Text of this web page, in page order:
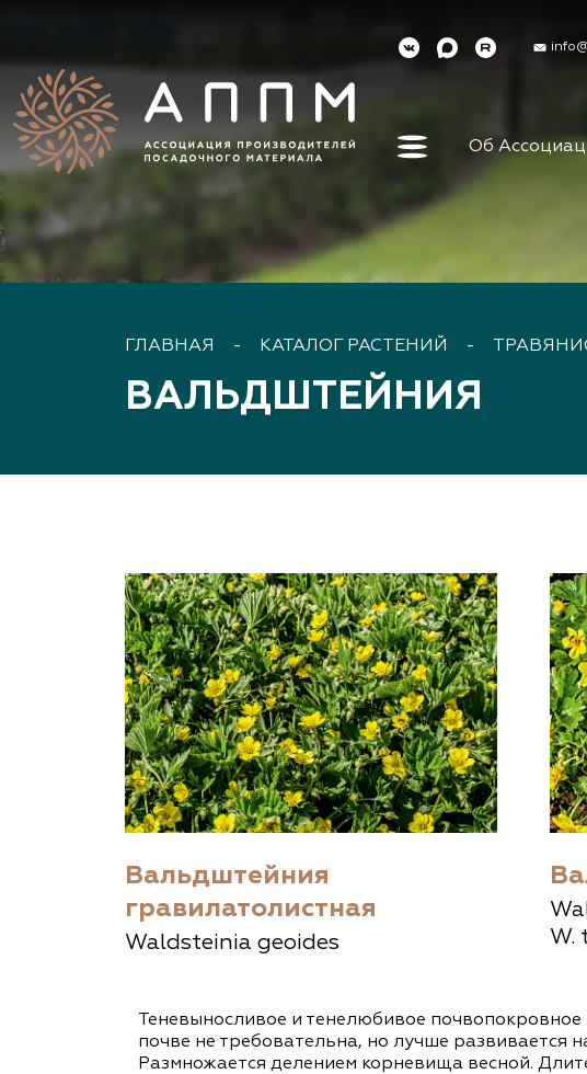
Об
Об ассоциации
Органы управления
Реквизиты АППМ
Наша история
Региональные
представительства
ГЛАВНАЯ - КАТАЛОГ РАСТЕНИЙ -
ВАЛЬДШТЕЙНИЯ
Вальдштейния
гравилатолистная
Waldsteinia geoides
W.
Теневыносливое и тенелюбивое
почве не требовательна, но лучше развивается
Размножается делением корневища весной.